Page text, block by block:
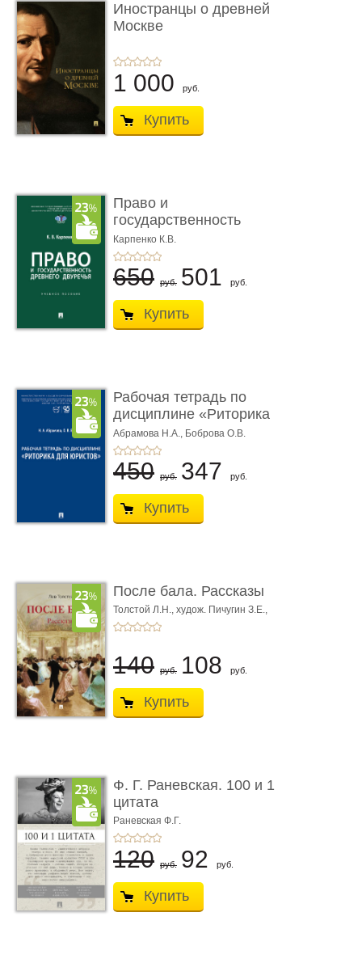
Иностранцы о древней
Москве
1 000 руб.
Купить
Право и
государственность
Древнего Двуречья. �
...
Карпенко К.В.
650 руб. 501 руб.
Купить
Рабочая тетрадь по
дисциплине «Риторика
для ю� ...
Абрамова Н.А., Боброва О.В.
450 руб. 347 руб.
Купить
После бала. Рассказы
Толстой Л.Н., худож. Пичугин З.Е.,
худож. Лебедев А.И.,
140 руб. 108 руб.
Купить
Ф. Г. Раневская. 100 и 1
цитата
Раневская Ф.Г.
120 руб. 92 руб.
Купить